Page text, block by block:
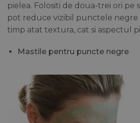
pielea. Folositi de doua-trei ori pe
pot reduce vizibil punctele negre
timp atat textura, cat si aspectul
Mastile pentru puncte negre